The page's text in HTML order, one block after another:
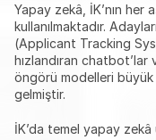
Yapay zekâ, İK’nın her
kullanılmaktadır.
(Applicant Tracking
hızlandıran chatbot’lar
öngörü modelleri
gelmiştir.
İK’da temel yapay zekâ